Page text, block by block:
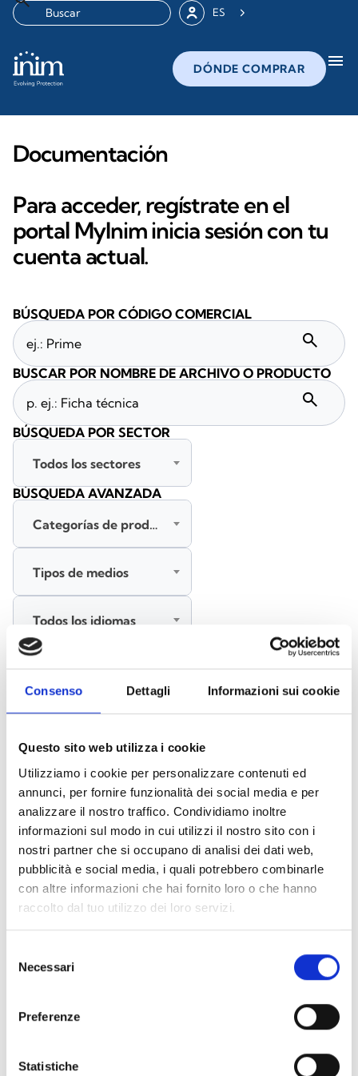
Consenso Dettagli Informazioni sui cookie
Questo sito web utilizza i cookie
Utilizziamo i cookie per personalizzare contenuti ed
annunci, per fornire funzionalità dei social media e per
analizzare il nostro traffico. Condividiamo inoltre
informazioni sul modo in cui utilizzi il nostro sito con i
nostri partner che si occupano di analisi dei dati web,
pubblicità e social media, i quali potrebbero combinarle
con altre informazioni che hai fornito loro o che hanno
raccolto dal tuo utilizzo dei loro servizi.
delNecessari
Preferenze
Statistiche
ES
DÓNDE COMPRAR menu
Documentación
Para acceder, regístrate en el
portal MyInim inicia sesión con tu
cuenta actual.
Accesorios bases EB00 - Materiales(47)
Accesorios para la prueba de detectores - Materiales
Accesorios para detectores Enea - Materiales (35)
Accesorios Senseware
Accesorios de la serie Industrial (17)
Seleccionar todo
Inicia sesión antes de descargar los contenidos con el
iconolock
BÚSQUEDA POR CÓDIGO COMERCIAL
search
BUSCAR POR NOMBRE DE ARCHIVO O PRODUCTO
search
BÚSQUEDA POR SECTOR
Todos los sectores
BÚSQUEDA AVANZADA
Categorías de productos
Tipos de medios
Todos los idiomas
BUSCAR
BORRAR FILTROS